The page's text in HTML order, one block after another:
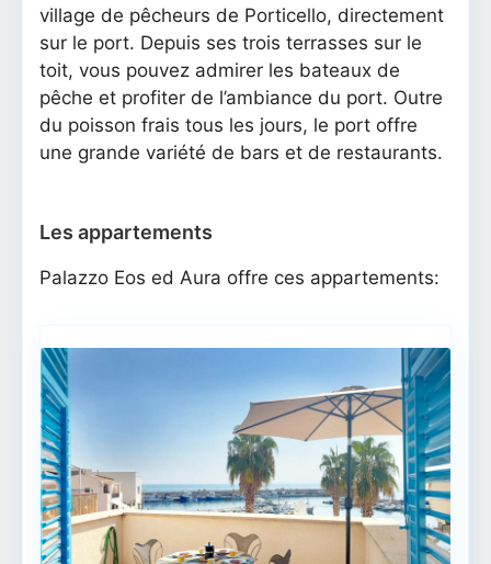
village de pêcheurs de Porticello, directement
sur le port. Depuis ses trois terrasses sur le
toit, vous pouvez admirer les bateaux de
pêche et profiter de l’ambiance du port. Outre
du poisson frais tous les jours, le port offre
une grande variété de bars et de restaurants.
Les appartements
Palazzo Eos ed Aura offre ces appartements: